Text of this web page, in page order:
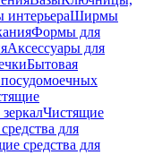
Ширмы
Формы для
Аксессуары для
Бытовая
Чистящие
для
средства для